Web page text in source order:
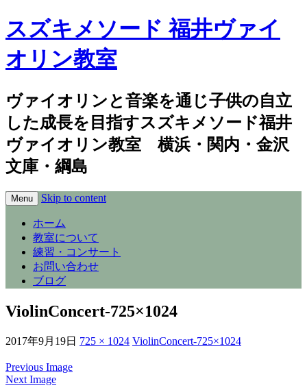
スズキメソード 福井ヴァイ
オリン教室
ヴァイオリンと音楽を通じ子供の自立
した成長を目指すスズキメソード福井
ヴァイオリン教室 横浜・関内・金沢
文庫・綱島
Menu Skip to content
ホーム
教室について
練習・コンサート
お問い合わせ
ブログ
ViolinConcert-725×1024
2017年9月19日 725 × 1024 ViolinConcert-725×1024
Previous Image
Next Image